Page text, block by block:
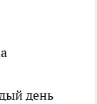
день